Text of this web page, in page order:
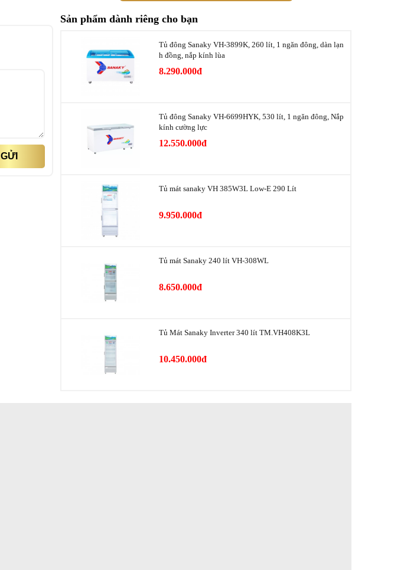
GỬI
Dung tích sử dụng 700 lít - Ngăn mát 700 lít
Số cửa
Công suất danh định 410W
Nhiệt độ ngăn mát 0 ~ 10ºC
Công nghệ tiết kiệm điện
Công nghệ tích hợp
Đồng
Chất liệu lòng tủ Hợp kim nhôm sơn tĩnh điện
Chất liệu kính
Sản phẩm dành riêng cho bạn
Tủ đông Sanaky VH-3899K, 260 lít, 1 ngăn đông, dàn lạn
h đồng, nắp kính lùa
8.290.000đ
Tủ đông Sanaky VH-6699HYK, 530 lít, 1 ngăn đông, Nắp
kính cường lực
12.550.000đ
Tủ mát sanaky VH 385W3L Low-E 290 Lít
9.950.000đ
Tủ mát Sanaky 240 lít VH-308WL
8.650.000đ
Tủ Mát Sanaky Inverter 340 lít TM.VH408K3L
10.450.000đ